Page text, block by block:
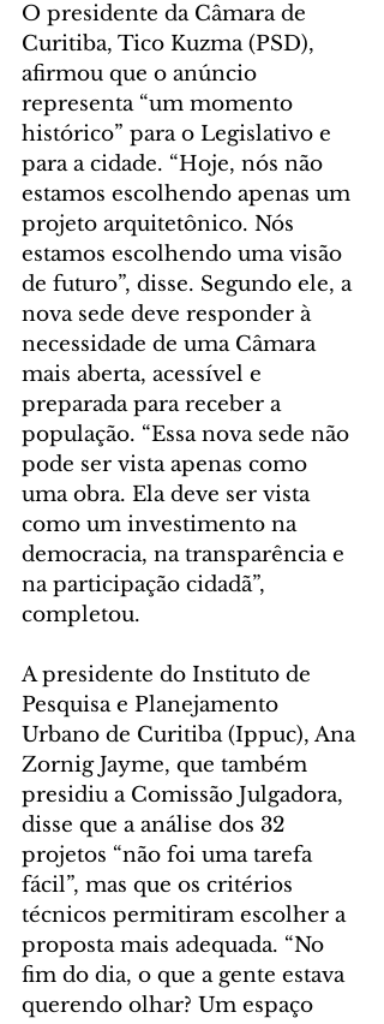
O presidente da Câmara de
Curitiba, Tico Kuzma (PSD),
afirmou que o anúncio
representa “um momento
histórico” para o Legislativo e
para a cidade. “Hoje, nós não
estamos escolhendo apenas um
projeto arquitetônico. Nós
estamos escolhendo uma visão
de futuro”, disse. Segundo ele, a
nova sede deve responder à
necessidade de uma Câmara
mais aberta, acessível e
preparada para receber a
população. “Essa nova sede não
pode ser vista apenas como
uma obra. Ela deve ser vista
como um investimento na
democracia, na transparência e
na participação cidadã”,
completou.
A presidente do Instituto de
Pesquisa e Planejamento
Urbano de Curitiba (Ippuc), Ana
Zornig Jayme, que também
presidiu a Comissão Julgadora,
disse que a análise dos 32
projetos “não foi uma tarefa
fácil”, mas que os critérios
técnicos permitiram escolher a
proposta mais adequada. “No
fim do dia, o que a gente estava
querendo olhar? Um espaço